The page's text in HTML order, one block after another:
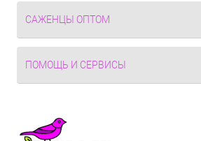
САЖЕНЦЫ ОПТОМ
ПОМОЩЬ И СЕРВИСЫ